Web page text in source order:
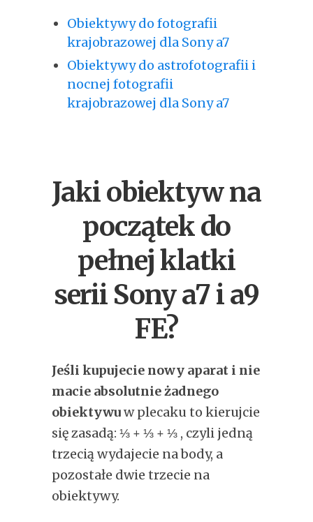
Obiektywy do fotografii
krajobrazowej dla Sony a7
Obiektywy do astrofotografii i
nocnej fotografii
krajobrazowej dla Sony a7
Jaki obiektyw na
początek do
pełnej klatki
serii Sony a7 i a9
FE?
Jeśli kupujecie nowy aparat i nie
macie absolutnie żadnego
obiektywuw plecaku to kierujcie
się zasadą: ⅓ + ⅓ + ⅓ , czyli jedną
trzecią wydajecie na body, a
pozostałe dwie trzecie na
obiektywy.